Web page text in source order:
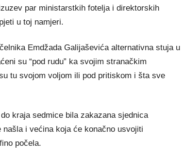
par ministarstkih fotelja i direktorskih
u toj namjeri.
Emdžada Galijaševića alternativna stuja u
su “pod rudu” ka svojim stranačkim
tu svojom voljom ili pod pritiskom i šta sve
kraja sedmice bila zakazana sjednica
i većina koja će konačno usvojiti
počela.